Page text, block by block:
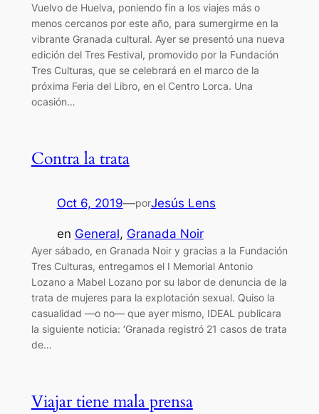
Vuelvo de Huelva, poniendo fin a los viajes más o
menos cercanos por este año, para sumergirme en la
vibrante Granada cultural. Ayer se presentó una nueva
edición del Tres Festival, promovido por la Fundación
Tres Culturas, que se celebrará en el marco de la
próxima Feria del Libro, en el Centro Lorca. Una
ocasión…
Contra la trata
Oct 6, 2019—porJesús Lens
en General, Granada Noir
Ayer sábado, en Granada Noir y gracias a la Fundación
Tres Culturas, entregamos el I Memorial Antonio
Lozano a Mabel Lozano por su labor de denuncia de la
trata de mujeres para la explotación sexual. Quiso la
casualidad —o no— que ayer mismo, IDEAL publicara
la siguiente noticia: ‘Granada registró 21 casos de trata
de…
Viajar tiene mala prensa